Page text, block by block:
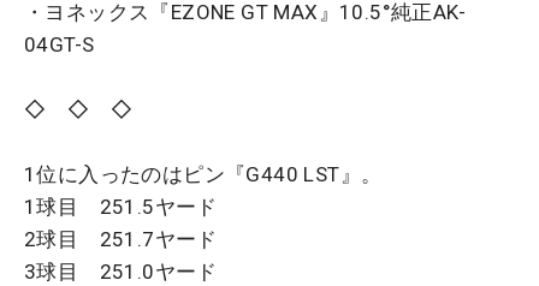
・ヨネックス『EZONE GT MAX』10.5°純正AK-
04GT-S
◇ ◇ ◇
1位に入ったのはピン『G440 LST』。
1球目 251.5ヤード
2球目 251.7ヤード
3球目 251.0ヤード